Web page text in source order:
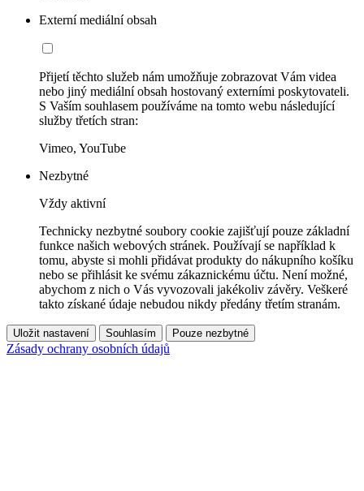
Externí mediální obsah
Přijetí těchto služeb nám umožňuje zobrazovat Vám videa
nebo jiný mediální obsah hostovaný externími poskytovateli.
S Vaším souhlasem používáme na tomto webu následující
služby třetích stran:
Vimeo, YouTube
Nezbytné
Vždy aktivní
Technicky nezbytné soubory cookie zajišťují pouze základní
funkce našich webových stránek. Používají se například k
tomu, abyste si mohli přidávat produkty do nákupního košíku
nebo se přihlásit ke svému zákaznickému účtu. Není možné,
abychom z nich o Vás vyvozovali jakékoliv závěry. Veškeré
takto získané údaje nebudou nikdy předány třetím stranám.
Uložit nastavení Souhlasím Pouze nezbytné
Zásady ochrany osobních údajů